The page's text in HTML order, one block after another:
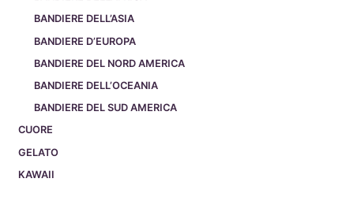
BANDIERE DELL’ASIA
BANDIERE D’EUROPA
BANDIERE DEL NORD AMERICA
BANDIERE DELL’OCEANIA
BANDIERE DEL SUD AMERICA
CUORE
GELATO
KAWAII